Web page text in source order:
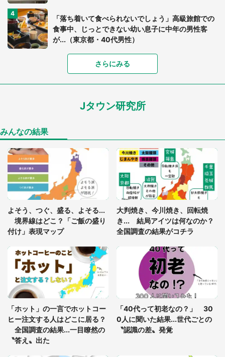
「落ち着いて食べられないでしょう」高級旅館での
食事中、じっとできない幼い息子に中年の男性客
が...（東京都・40代男性）
「富豪すぎ」1歳息子の〝店頭駄々こね〟の内容に1.
7万人驚がく 「お菓子売り場ならまだしも...」「ハ
ードル高い」
「閉所恐怖症の私は新幹線で大パニック。隣席の青
「ゾワゾワする」「本当に気持ち悪い」 道端でバ
グっちゃってた〝野生の野菜〟に6.5万人戦慄
座布団だろ」「食パンの耳」と1.4万人困惑
っ暗な道で遭難状態。なんとか見つけた民家に助け
を求めると、住人の男性が...」
「孫にあげると思って、あなたにこれをあげる」
真夏の山道で見知らぬお婆さんに握らされたもの
（山口県・30代女性）
さらにみる
Jタウン研究所
みんなの結果
よそう、つぐ、盛る、よそる...
境界線はどこ？「ご飯の盛り
付け」表現マップ
大判焼き、今川焼き、回転焼
き... 結局アイツは何なのか？
全国調査の結果がコチラ
「ホット」の一言でホットコー
ヒー注文する人はどこに居る？
全国調査の結果...一目瞭然の
〝答え〟出た
「40代って初老なの？」 30
0人に聞いた結果...世代ごとの
〝認識の差〟発覚